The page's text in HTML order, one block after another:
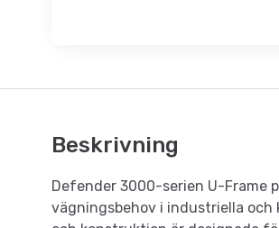
Beskrivning
Defender 3000-serien U-Frame
vägningsbehov i industriella och